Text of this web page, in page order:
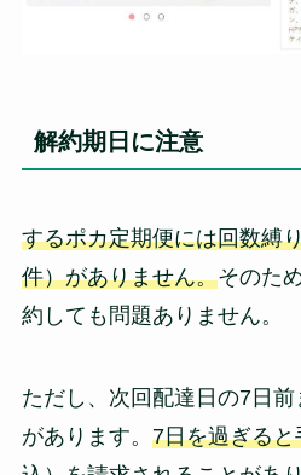
解約期日に注意
するポカ定期便には回数縛
件）がありません。そのた
約しても問題ありません。
ただし、次回配達日の7日
があります。 7日を過ぎる